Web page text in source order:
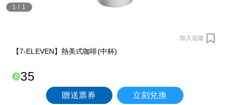
1 / 1
加入追蹤
【7-ELEVEN】熱美式咖啡(中杯)
35
贈送票券 立刻兌換